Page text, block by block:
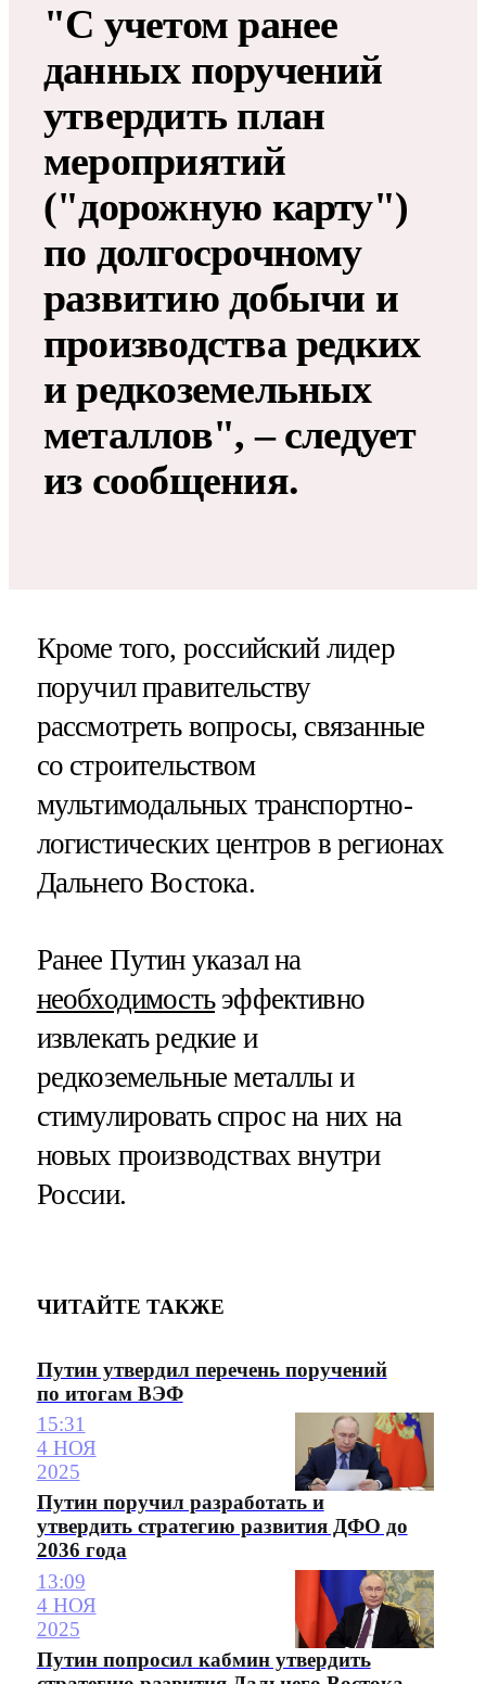
"С учетом ранее
данных поручений
утвердить план
мероприятий
("дорожную карту")
по долгосрочному
развитию добычи и
производства редких
и редкоземельных
металлов", – следует
из сообщения.
Кроме того, российский лидер
поручил правительству
рассмотреть вопросы, связанные
со строительством
мультимодальных транспортно-
логистических центров в регионах
Дальнего Востока.
Ранее Путин указал на
необходимостьэффективно
извлекать редкие и
редкоземельные металлы и
стимулировать спрос на них на
новых производствах внутри
России.
ЧИТАЙТЕ ТАКЖЕ
Путин утвердил перечень поручений
по итогам ВЭФ
15:31
4 НОЯ
2025
Путин поручил разработать и
утвердить стратегию развития ДФО до
2036 года
13:09
4 НОЯ
2025
Путин попросил кабмин утвердить